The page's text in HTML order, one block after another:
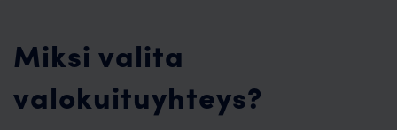
Miksi valita
valokuituyhteys?